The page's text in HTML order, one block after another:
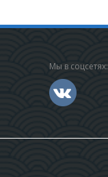
Мы в соцсетях: